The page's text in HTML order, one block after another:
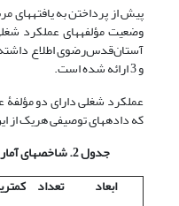
پیش از پرداختن به یافته­های
وضعیت مؤلفه­های عملکرد
و 3 ارائه شده است.
عملکرد شغلی دارای دو
که داده­های توصیفی هریک از این
جدول 2. شاخص­های آمار توصیفی مؤلفه­های عملکرد شغلی
ابعاد
تعداد